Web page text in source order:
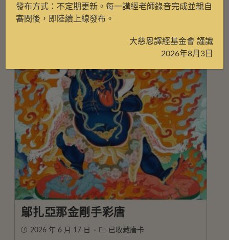
鄔扎亞那金剛手彩唐
2026 年 6 月 17 日 已收藏唐卡
發布方式：不定期更新。每一講經老師錄音完成並親自
審閱後，即陸續上線發布。
大慈恩譯經基金會 謹識
2026年8月3日